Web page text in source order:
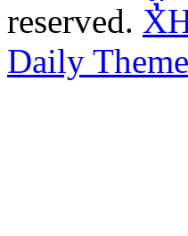
reserved.
Daily Theme